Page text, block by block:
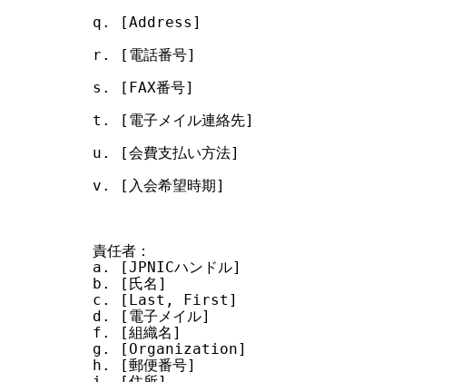
q. [Address]
r. [電話番号]
s. [FAX番号]
t. [電子メイル連絡先]
u. [会費支払い方法]
v. [入会希望時期]
責任者：
a. [JPNICハンドル]
b. [氏名]
c. [Last, First]
d. [電子メイル]
f. [組織名]
g. [Organization]
h. [郵便番号]